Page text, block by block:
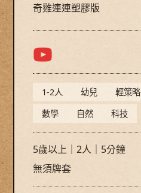
奇雞連連塑膠版
1-2人 幼兒 輕策略
數學
自然 科技
5歲以上｜2人｜5分鐘
無須牌套